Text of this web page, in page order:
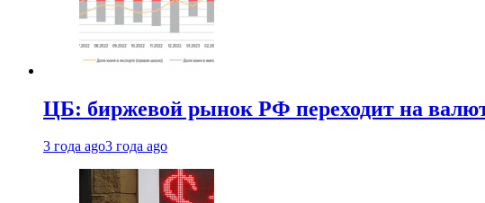
ЦБ: биржевой рынок РФ переходит на
3 года ago3 года ago